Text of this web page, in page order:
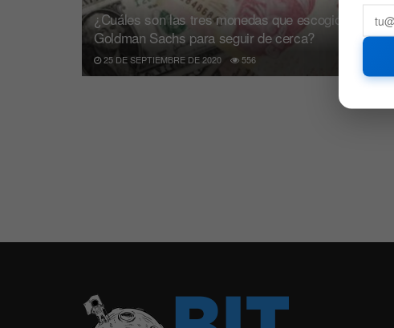
¿Cuáles son las tres monedas que escogió
Goldman Sachs para seguir de cerca?
25 DE SEPTIEMBRE DE 2020 556